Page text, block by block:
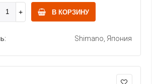
В КОРЗИНУ
Shimano, Япония